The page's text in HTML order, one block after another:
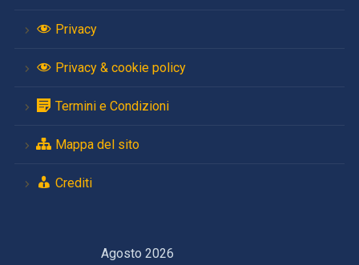
Privacy
Privacy & cookie policy
Termini e Condizioni
Mappa del sito
Crediti
Agosto 2026